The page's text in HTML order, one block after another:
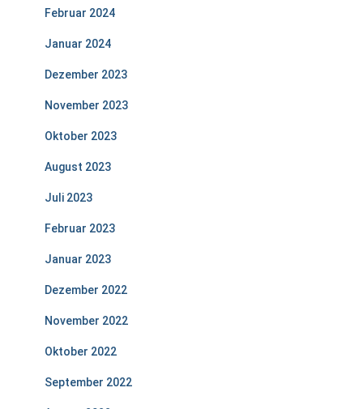
Februar 2024
Januar 2024
Dezember 2023
November 2023
Oktober 2023
August 2023
Juli 2023
Februar 2023
Januar 2023
Dezember 2022
November 2022
Oktober 2022
September 2022